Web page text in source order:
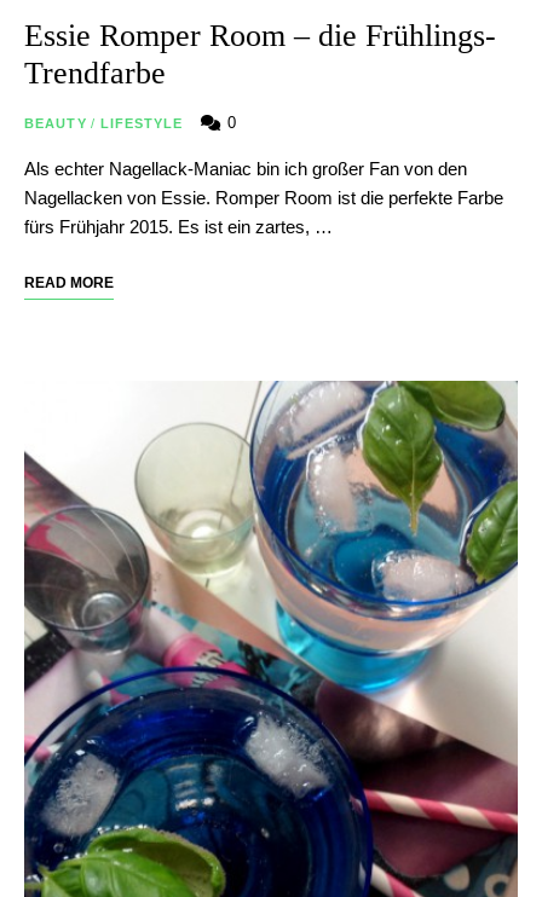
Essie Romper Room – die Frühlings-
Trendfarbe
BEAUTY / LIFESTYLE 0
Als echter Nagellack-Maniac bin ich großer Fan von den
Nagellacken von Essie. Romper Room ist die perfekte Farbe
fürs Frühjahr 2015. Es ist ein zartes, …
READ MORE